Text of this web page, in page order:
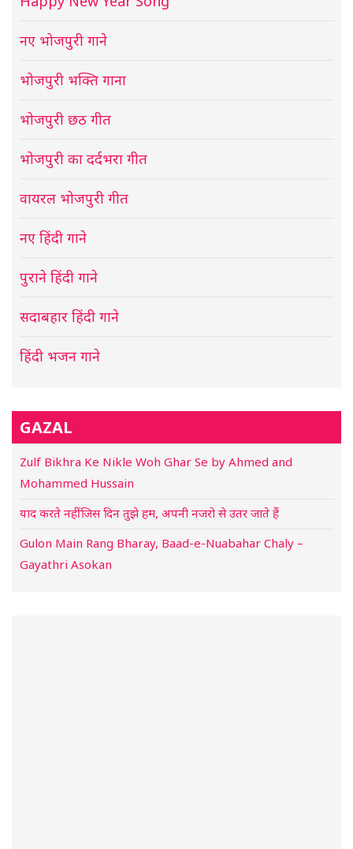
नए भोजपुरी गाने
भोजपुरी भक्ति गाना
भोजपुरी छठ गीत
भोजपुरी का दर्दभरा गीत
वायरल भोजपुरी गीत
नए हिंदी गाने
पुराने हिंदी गाने
सदाबहार हिंदी गाने
हिंदी भजन गाने
GAZAL
Zulf Bikhra Ke Nikle Woh Ghar Se by Ahmed and
Mohammed Hussain
याद करते नहीं जिस दिन तुझे हम, अपनी नजरो से उतर जाते हैं
Gulon Main Rang Bharay, Baad-e-Nuabahar Chaly –
Gayathri Asokan